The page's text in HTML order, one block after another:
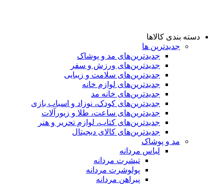
دسته بندی کالاها
جدیدترین ها
جدید‌ترین‌های مد و پوشاک
جدید‌ترین‌های ورزش و سفر
جدید‌ترین‌های سلامت و زیبایی
جدید‌ترین‌های لوازم خانه
جدیدترین‌های خانه مد
جدید‌ترین‌های کودک، نوزاد و اسباب بازی
جدید‌ترین‌های ساعت، طلا و زیورآلات
جدید‌ترین‌های کتاب، لوازم تحریر و هنر
جدید‌ترین‌های کالای دیجیتال
مد و پوشاک
لباس مردانه
تیشرت مردانه
پولوشرت مردانه
پیراهن مردانه